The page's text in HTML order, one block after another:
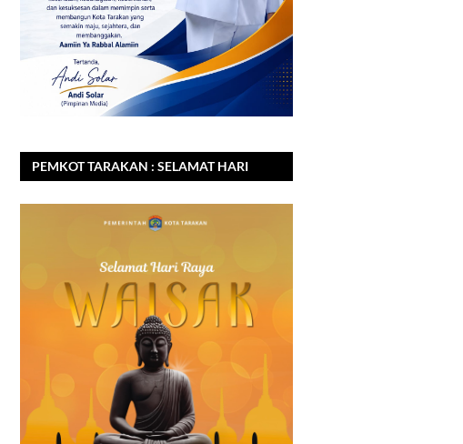
PEMKOT TARAKAN : SELAMAT HARI